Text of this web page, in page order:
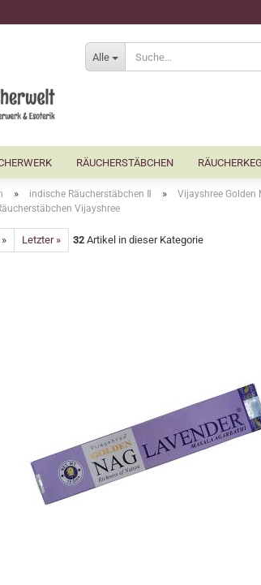
Alle
RÄUCHERSTÄBCHEN
» indische Räucherstäbchen Ⅱ » Vijayshree Golden
Vijayshree
Letzter » 32 Artikel in dieser Kategorie